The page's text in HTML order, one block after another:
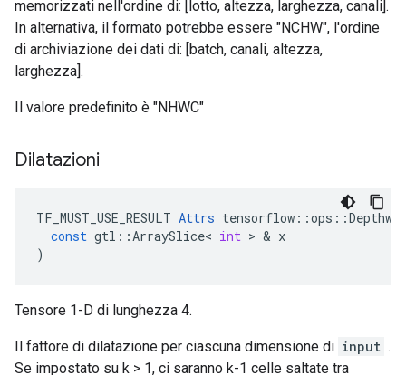
memorizzati nell'ordine di: [lotto, altezza, larghezza, canali].
In alternativa, il formato potrebbe essere "NCHW", l'ordine
di archiviazione dei dati di: [batch, canali, altezza,
larghezza].
Il valore predefinito è "NHWC"
Dilatazioni
TF_MUST_USE_RESULT Attrs tensorflow ::ops ::
const gtl ::ArraySlice< int > & x
)
Tensore 1-D di lunghezza 4.
Il fattore di dilatazione per ciascuna dimensione di input .
Se impostato su k > 1, ci saranno k-1 celle saltate tra